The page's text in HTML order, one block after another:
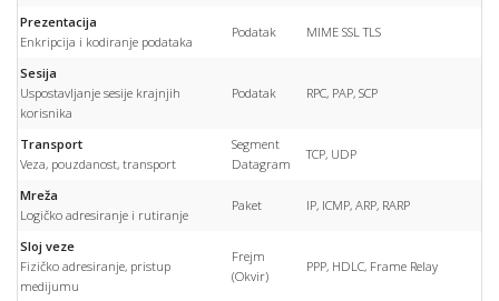
Prezentacija
Enkripcija i kodiranje podataka
Podatak MIME SSL TLS
Sesija
Uspostavljanje sesije krajnjih
korisnika
Podatak RPC, PAP, SCP
Transport
Veza, pouzdanost, transport
Segment
Datagram
TCP, UDP
Mreža
Logičko adresiranje i rutiranje
Paket IP, ICMP, ARP, RARP
Sloj veze
Fizičko adresiranje, pristup
medijumu
Frejm
(Okvir)
PPP, HDLC, Frame Relay